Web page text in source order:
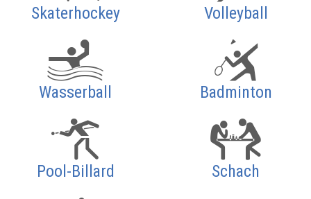
Skaterhockey Volleyball
Wasserball Badminton
Pool-Billard Schach